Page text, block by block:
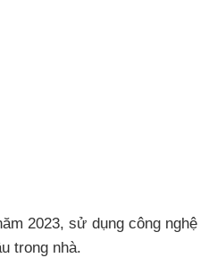
2023, sử dụng công
trong nhà.